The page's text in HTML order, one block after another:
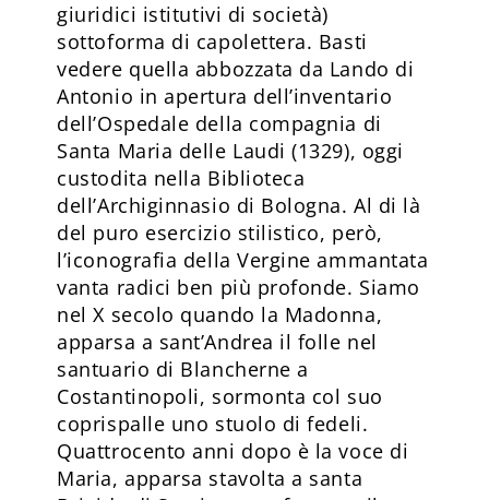
giuridici istitutivi di società)
sottoforma di capolettera. Basti
vedere quella abbozzata da Lando di
Antonio in apertura dell’inventario
dell’Ospedale della compagnia di
Santa Maria delle Laudi (1329), oggi
custodita nella Biblioteca
dell’Archiginnasio di Bologna. Al di là
del puro esercizio stilistico, però,
l’iconografia della Vergine ammantata
vanta radici ben più profonde. Siamo
nel X secolo quando la Madonna,
apparsa a sant’Andrea il folle nel
santuario di Blancherne a
Costantinopoli, sormonta col suo
coprispalle uno stuolo di fedeli.
Quattrocento anni dopo è la voce di
Maria, apparsa stavolta a santa